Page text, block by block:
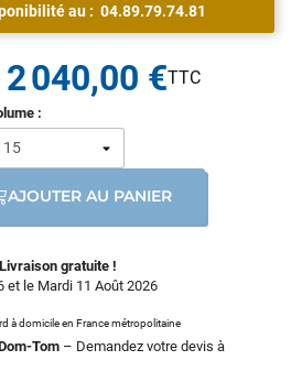
au : 04.89.79.74.81
gratuite !
et le Mardi 11 Août 2026
à domicile en France métropolitaine
Tom – Demandez votre devis à
:
2 040,00 €
AJOUTER AU PANIER